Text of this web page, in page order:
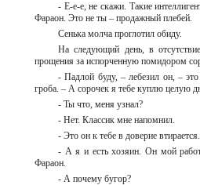
- Е-е-е, не скажи. Такие
Фараон. Это не ты – продажный плебей.
Сенька молча проглотил обиду.
На следующий день, в
прощения за испорченную помидором
- Падлой буду, – лебезил он, –
гроба. – А сорочек я тебе куплю целую
- Ты что, меня узнал?
- Нет. Классик мне напомнил.
- Это он к тебе в доверие
- А я и есть хозяин. Он мой
Фараон.
- А почему бугор?